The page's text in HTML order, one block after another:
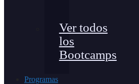
Ver todos
los
Bootcamps
Programas